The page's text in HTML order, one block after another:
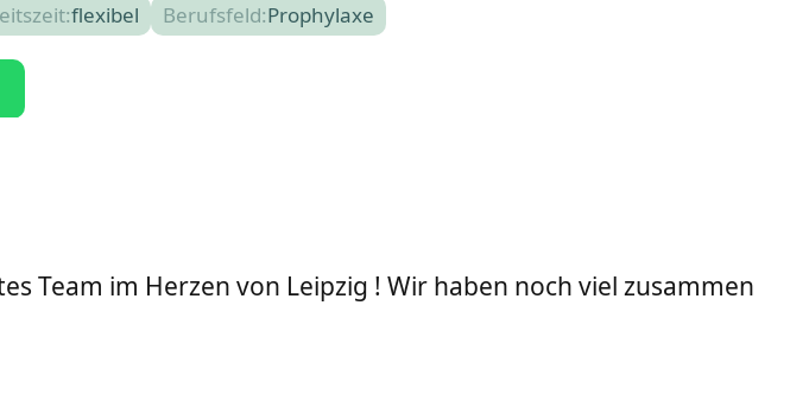
flexibel Berufsfeld:Prophylaxe
Team im Herzen von Leipzig ! Wir haben noch viel zusammen